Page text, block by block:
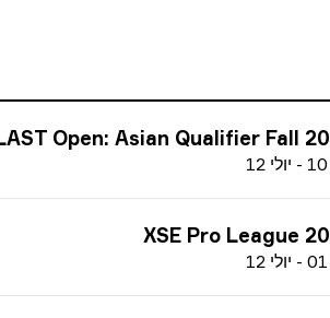
Open: Asian Qualifier Fall
10
- יולי 12
XSE Pro League
01
- יולי 12